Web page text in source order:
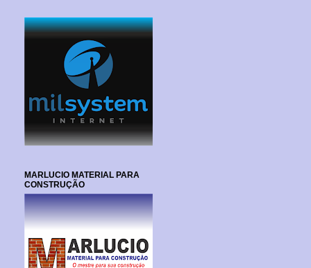
MARLUCIO MATERIAL PARA
CONSTRUÇÃO